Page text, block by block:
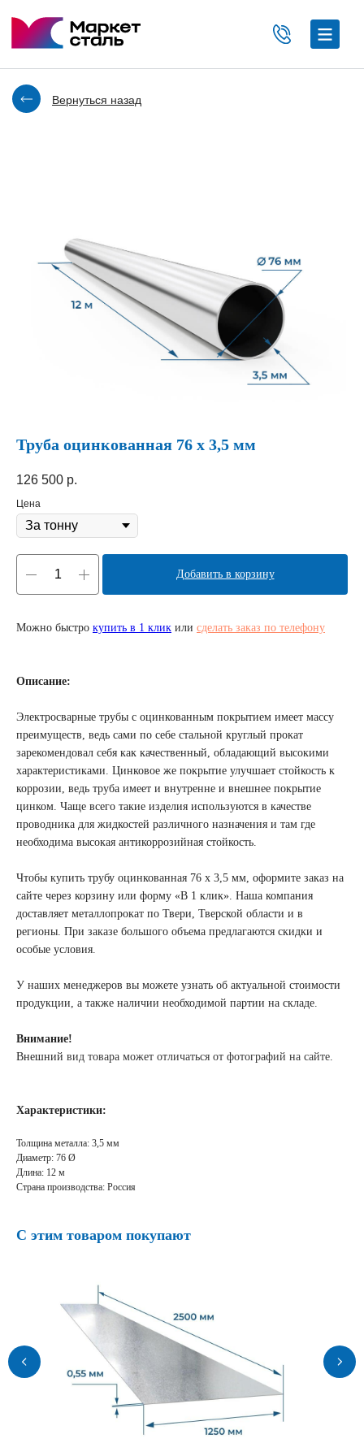
Вернуться назад
Труба оцинкованная 76 х 3,5 мм
126 500 р.
Цена
Добавить в корзину
Можно быстро купить в 1 клик или сделать заказ по телефону
Описание:
Электросварные трубы с оцинкованным покрытием имеет массу
преимуществ, ведь сами по себе стальной круглый прокат
зарекомендовал себя как качественный, обладающий высокими
характеристиками. Цинковое же покрытие улучшает стойкость к
коррозии, ведь труба имеет и внутренне и внешнее покрытие
цинком. Чаще всего такие изделия используются в качестве
проводника для жидкостей различного назначения и там где
необходима высокая антикоррозийная стойкость.
Чтобы купить трубу оцинкованная 76 х 3,5 мм, оформите заказ на
сайте через корзину или форму «В 1 клик». Наша компания
доставляет металлопрокат по Твери, Тверской области и в
регионы. При заказе большого объема предлагаются скидки и
особые условия.
У наших менеджеров вы можете узнать об актуальной стоимости
продукции, а также наличии необходимой партии на складе.
Внимание!
Внешний вид товара может отличаться от фотографий на сайте.
Характеристики:
Толщина металла: 3,5 мм
Диаметр: 76 Ø
Длина: 12 м
Страна производства: Россия
С этим товаром покупают